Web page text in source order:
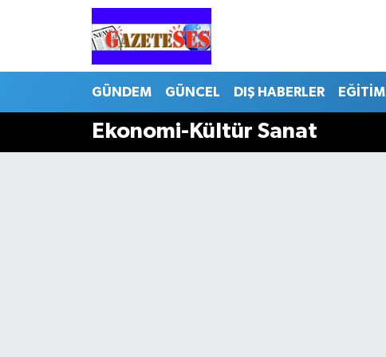
GÜNDEM GÜNCEL DIŞ HABERLER EĞİTİM
Ekonomi-Kültür Sanat